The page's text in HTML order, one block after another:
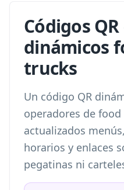
Códigos
dinámicos
trucks
Un código QR
operadores de
actualizados
horarios y enlaces
pegatinas ni